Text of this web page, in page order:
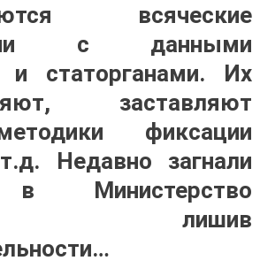
всяческие
с данными
и статорганами. Их
заставляют
фиксации
Недавно загнали
в Министерство
лишив